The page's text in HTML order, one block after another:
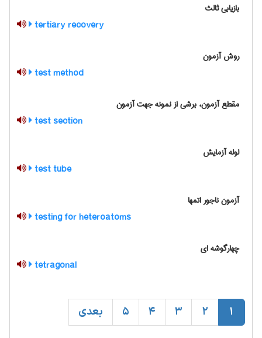
بازیابی ثالث
tertiary recovery
روش آزمون
test method
مقطع آزمون، برشی از نمونه جهت آزمون
test section
لوله آزمایش
test tube
آزمون ناجور اتمها
testing for heteroatoms
چهارگوشه ای
tetragonal
1
2
3
4
5 بعدی